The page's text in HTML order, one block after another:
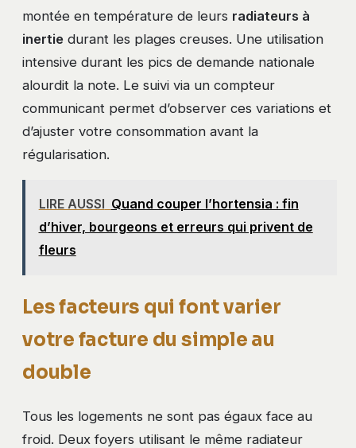
montée en température de leurs radiateurs à
inertie durant les plages creuses. Une utilisation
intensive durant les pics de demande nationale
alourdit la note. Le suivi via un compteur
communicant permet d’observer ces variations et
d’ajuster votre consommation avant la
régularisation.
LIRE AUSSI Quand couper l’hortensia : fin
d’hiver, bourgeons et erreurs qui privent de
fleurs
Les facteurs qui font varier
votre facture du simple au
double
Tous les logements ne sont pas égaux face au
froid. Deux foyers utilisant le même radiateur